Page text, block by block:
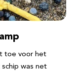
toe voor het
was net